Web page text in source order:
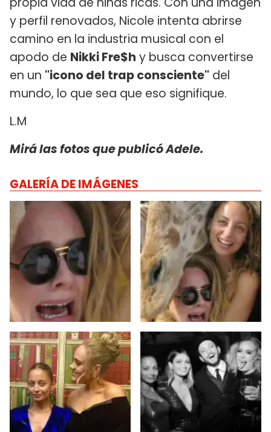
y perfil renovados, Nicole intenta abrirse
camino en la industria musical con el
apodo de Nikki Fre$h y busca convertirse
en un "icono del trap consciente" del
mundo, lo que sea que eso signifique.
L.M
Mirá las fotos que publicó Adele.
GALERÍA DE IMÁGENES